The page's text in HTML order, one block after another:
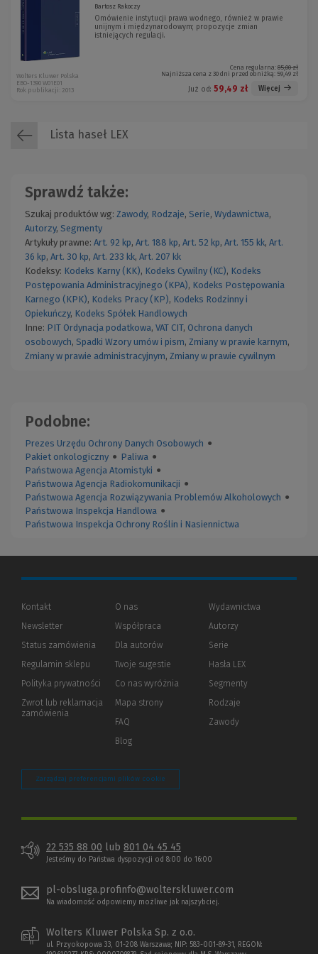
Bartosz Rakoczy
Omówienie instytucji prawa wodnego, również w prawie
unijnym i międzynarodowym; propozycje zmian
istniejących regulacji.
Cena regularna: 85,00 zł
Najniższa cena z 30 dni przed obniżką: 59,49 zł
Już od: 59,49 zł Więcej
Wolters Kluwer Polska
EBO-1390 W01E01
Rok publikacji: 2013
Lista haseł LEX
Sprawdź także:
Szukaj produktów wg: Zawody, Rodzaje, Serie, Wydawnictwa,
Autorzy, Segmenty
Artykuły prawne: Art. 92 kp, Art. 188 kp, Art. 52 kp, Art. 155 kk, Art.
36 kp, Art. 30 kp, Art. 233 kk, Art. 207 kk
Kodeksy: Kodeks Karny (KK), Kodeks Cywilny (KC), Kodeks
Postępowania Administracyjnego (KPA), Kodeks Postępowania
Karnego (KPK), Kodeks Pracy (KP), Kodeks Rodzinny i
Opiekuńczy, Kodeks Spółek Handlowych
Inne: PIT Ordynacja podatkowa, VAT CIT, Ochrona danych
osobowych, Spadki Wzory umów i pism, Zmiany w prawie karnym,
Zmiany w prawie administracyjnym, Zmiany w prawie cywilnym
Podobne:
Prezes Urzędu Ochrony Danych Osobowych ●
Pakiet onkologiczny ● Paliwa ●
Państwowa Agencja Atomistyki ●
Państwowa Agencja Radiokomunikacji ●
Państwowa Agencja Rozwiązywania Problemów Alkoholowych ●
Państwowa Inspekcja Handlowa ●
Państwowa Inspekcja Ochrony Roślin i Nasiennictwa
Kontakt
Newsletter
Status zamówienia
Regulamin sklepu
Polityka prywatności (Nowe
(Link
innej
Zwrot lub reklamacja
zamówienia
O nas
Współpraca
Dla autorów(Nowe
(Link
innej
Twoje sugestie
Co nas wyróżnia
Mapa strony
FAQ
Blog
Wydawnictwa
Autorzy
Serie
Hasła LEX
Segmenty
Rodzaje
Zawody
Zarządzaj preferencjami plików cookie
22 535 88 00 lub 801 04 45 45
Jesteśmy do Państwa dyspozycji od 8:00 do 16:00
pl-obsluga.profinfo@wolterskluwer.com
Na wiadomość odpowiemy możliwe jak najszybciej.
Wolters Kluwer Polska Sp. z o.o.
ul. Przyokopowa 33, 01-208 Warszawa; NIP: 583-001-89-31, REGON: